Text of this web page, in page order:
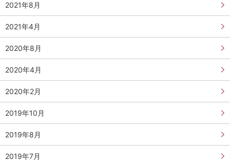
2021年8月
2021年4月
2020年8月
2020年4月
2020年2月
2019年10月
2019年8月
2019年7月